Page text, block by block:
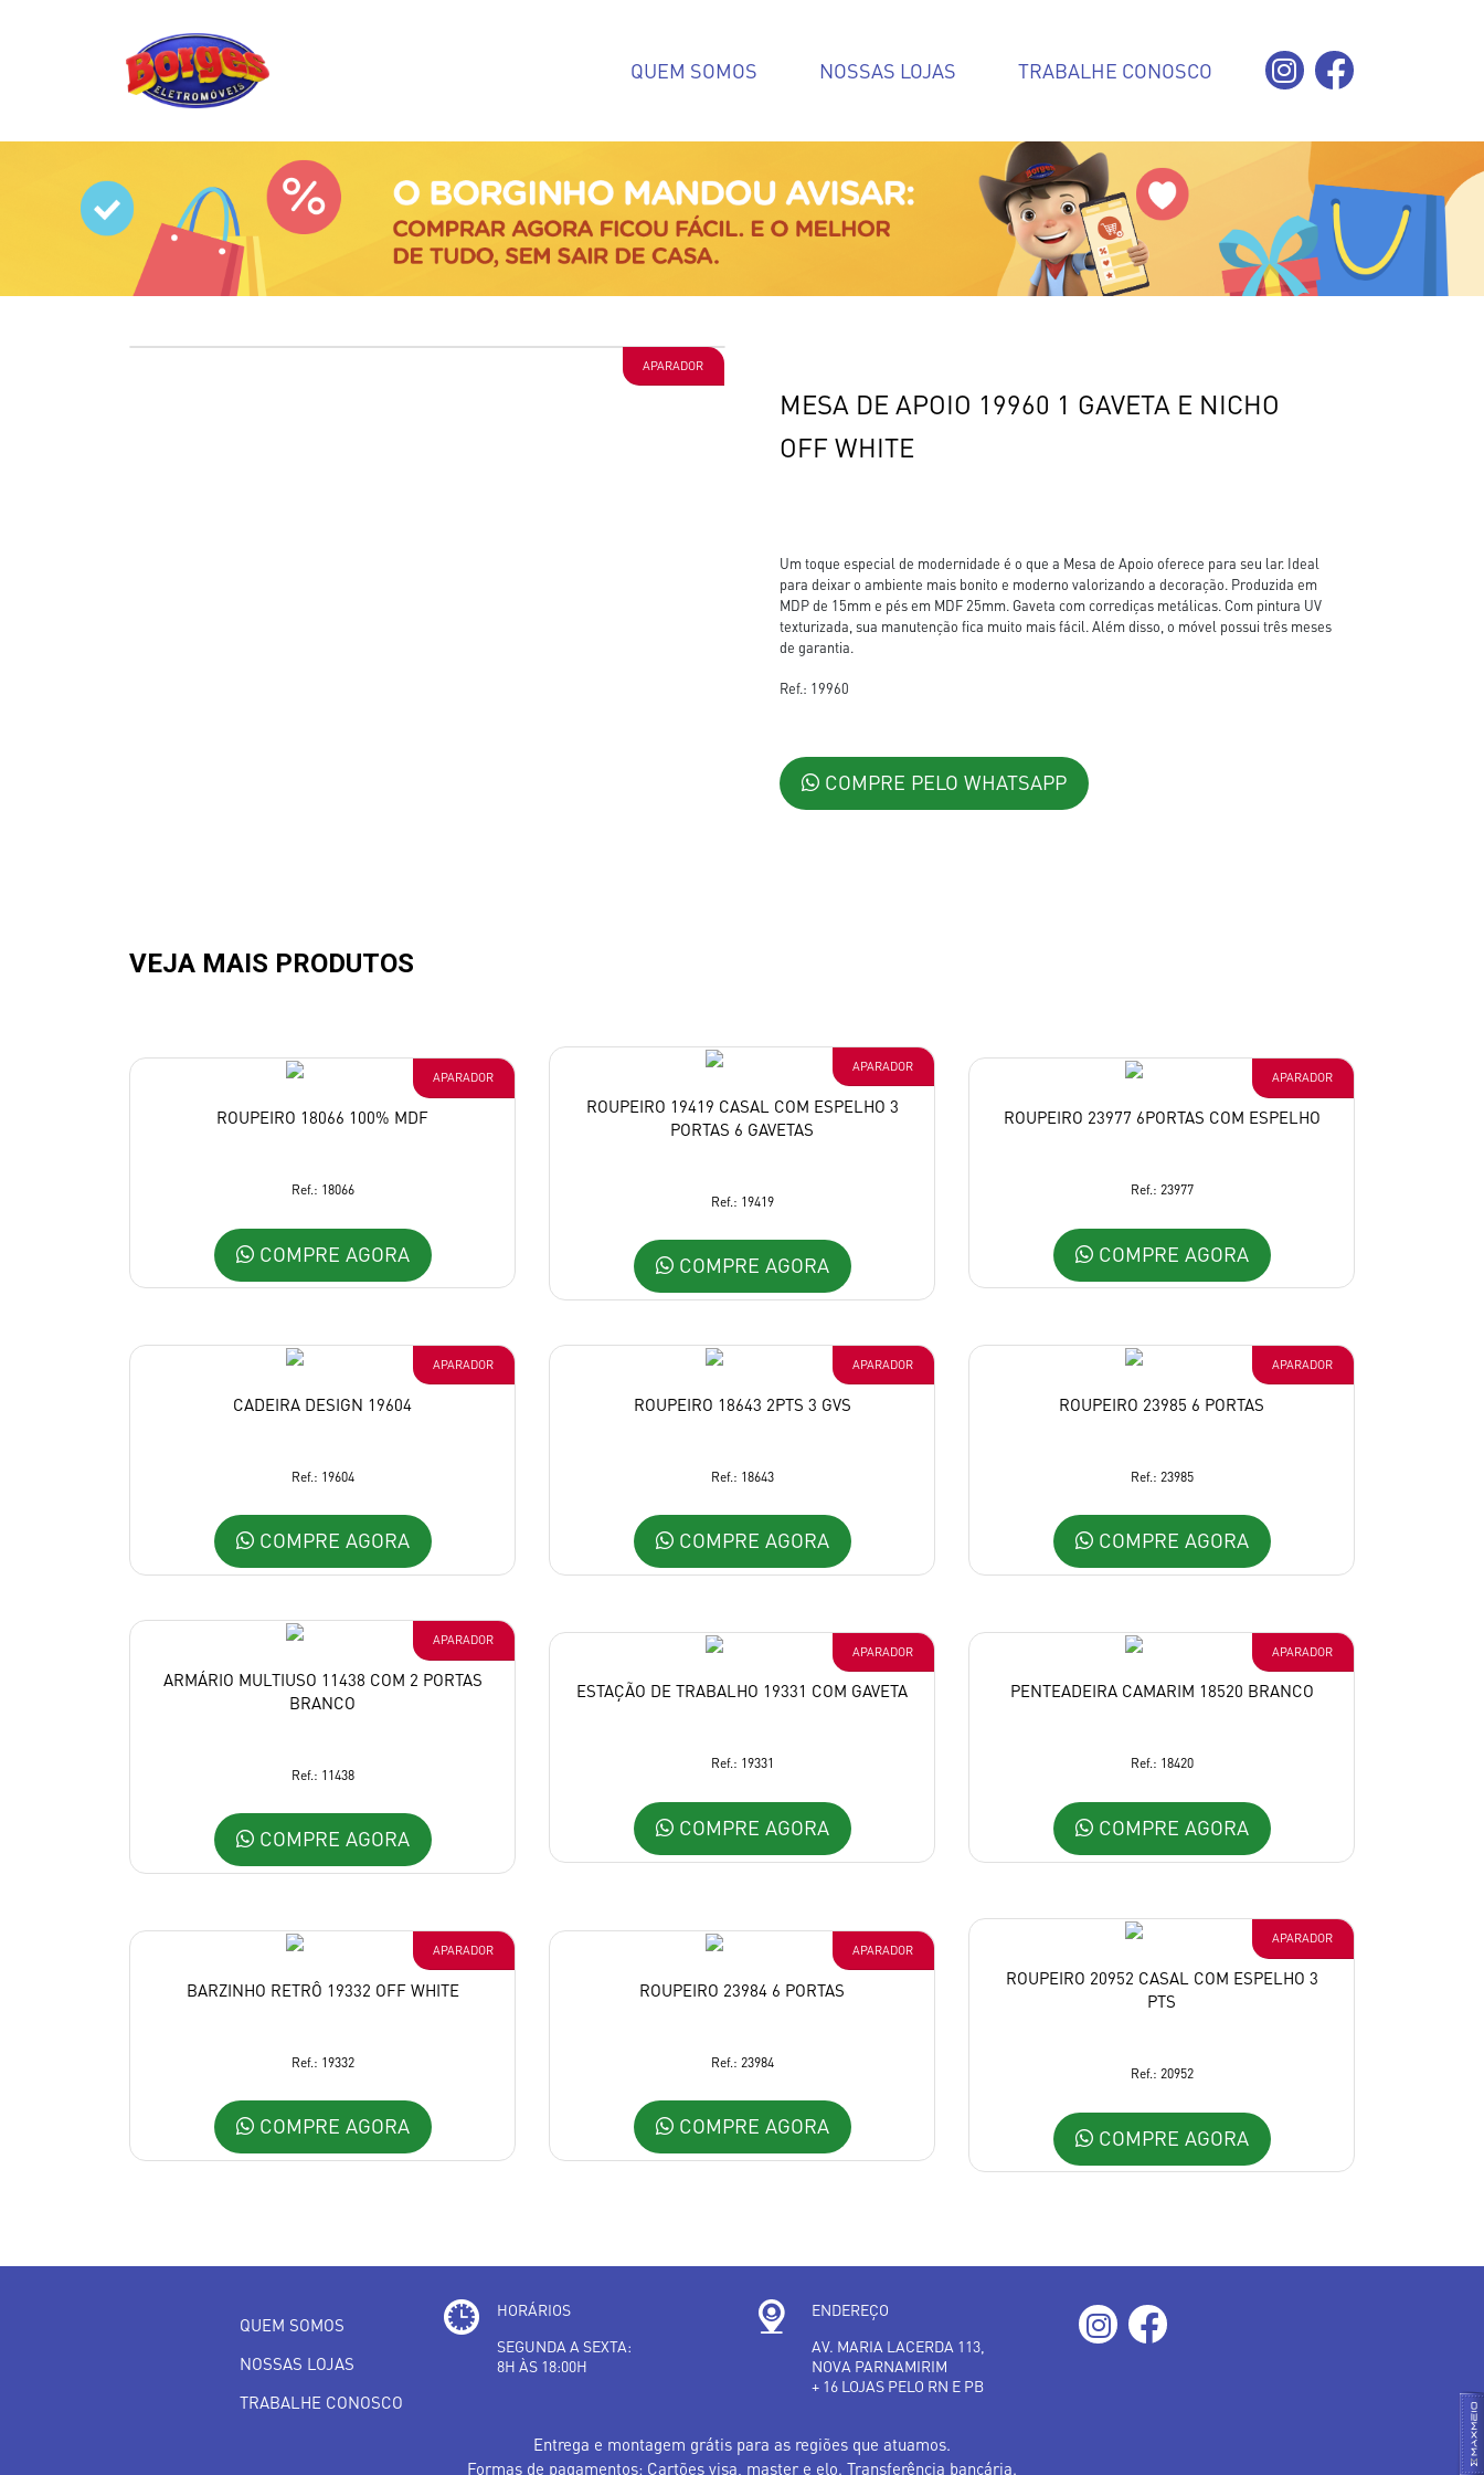
QUEM SOMOS NOSSAS LOJAS TRABALHE CONOSCO
APARADOR
MESA DE APOIO 19960 1 GAVETA E NICHO
OFF WHITE
Um toque especial de modernidade é o que a Mesa de Apoio oferece para seu lar. Ideal
para deixar o ambiente mais bonito e moderno valorizando a decoração. Produzida em
MDP de 15mm e pés em MDF 25mm. Gaveta com corrediças metálicas. Com pintura UV
texturizada, sua manutenção fica muito mais fácil. Além disso, o móvel possui três meses
de garantia.
Ref.: 19960
COMPRE PELO WHATSAPP
VEJA MAIS PRODUTOS
APARADOR
ROUPEIRO 18066 100% MDF
Ref.: 18066
COMPRE AGORA
APARADOR
ROUPEIRO 19419 CASAL COM ESPELHO 3
PORTAS 6 GAVETAS
Ref.: 19419
COMPRE AGORA
APARADOR
ROUPEIRO 23977 6PORTAS COM ESPELHO
Ref.: 23977
COMPRE AGORA
APARADOR
CADEIRA DESIGN 19604
Ref.: 19604
COMPRE AGORA
APARADOR
ROUPEIRO 18643 2PTS 3 GVS
Ref.: 18643
COMPRE AGORA
APARADOR
ROUPEIRO 23985 6 PORTAS
Ref.: 23985
COMPRE AGORA
APARADOR
ARMÁRIO MULTIUSO 11438 COM 2 PORTAS
BRANCO
Ref.: 11438
COMPRE AGORA
APARADOR
ESTAÇÃO DE TRABALHO 19331 COM GAVETA
Ref.: 19331
COMPRE AGORA
APARADOR
PENTEADEIRA CAMARIM 18520 BRANCO
Ref.: 18420
COMPRE AGORA
APARADOR
BARZINHO RETRÔ 19332 OFF WHITE
Ref.: 19332
COMPRE AGORA
APARADOR
ROUPEIRO 23984 6 PORTAS
Ref.: 23984
COMPRE AGORA
APARADOR
ROUPEIRO 20952 CASAL COM ESPELHO 3
PTS
Ref.: 20952
COMPRE AGORA
QUEM SOMOS
NOSSAS LOJAS
TRABALHE CONOSCO
HORÁRIOS
SEGUNDA A SEXTA:
8H ÀS 18:00H
ENDEREÇO
AV. MARIA LACERDA 113,
NOVA PARNAMIRIM
+ 16 LOJAS PELO RN E PB
Entrega e montagem grátis para as regiões que atuamos.
Formas de pagamentos: Cartões visa, master e elo. Transferência bancária.